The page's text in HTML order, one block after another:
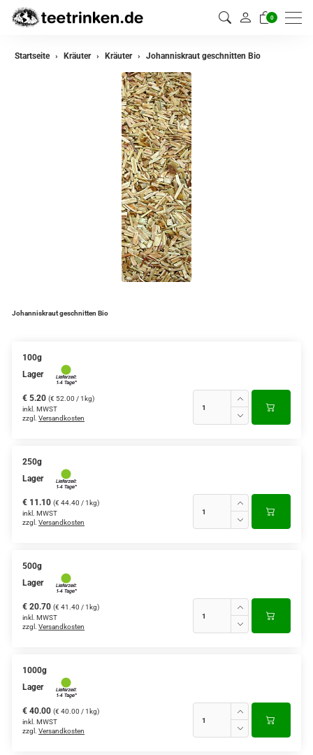
0
zurück
Startseite Kräuter Kräuter Johanniskraut geschnitten Bio
Johanniskraut geschnitten Bio
100g
Lager
€ 5.20 (€ 52.00 / 1kg)
inkl. MWST
zzgl. Versandkosten
250g
Lager
€ 11.10 (€ 44.40 / 1kg)
inkl. MWST
zzgl. Versandkosten
500g
Lager
€ 20.70 (€ 41.40 / 1kg)
inkl. MWST
zzgl. Versandkosten
1000g
Lager
€ 40.00 (€ 40.00 / 1kg)
inkl. MWST
zzgl. Versandkosten